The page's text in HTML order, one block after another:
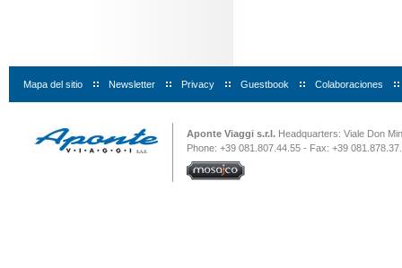
Mapa del sitio Newsletter Privacy Guestbook Colaboraciones
Aponte Viaggi s.r.l. Headquarters: Viale Don
Phone: +39 081.807.44.55 - Fax: +39